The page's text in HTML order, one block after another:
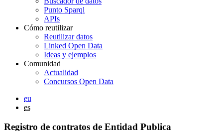
Punto Sparql
APIs
Cómo reutilizar
Reutilizar datos
Linked Open Data
Ideas y ejemplos
Comunidad
Actualidad
Concursos Open Data
eu
es
Registro de contratos de Entidad Publica